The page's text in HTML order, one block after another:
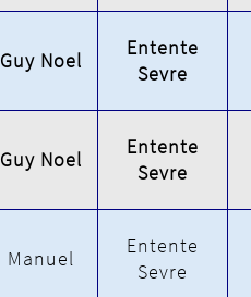
Guy Noel
Entente
Sevre
Guy Noel
Entente
Sevre
Manuel
Entente
Sevre